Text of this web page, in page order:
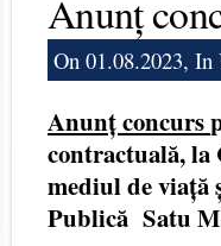
Anunț
On 01.08.2023, In
Anunț concurs
contractuală,la
mediul de viață
Publică Satu